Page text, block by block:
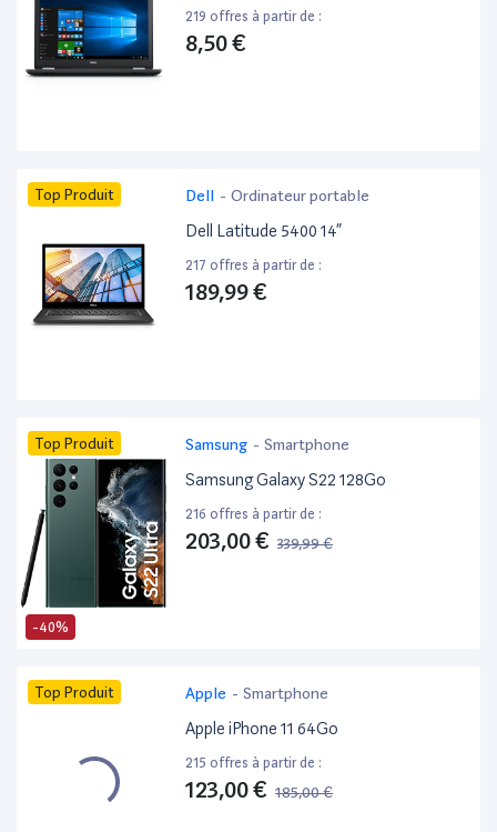
219 offres à partir de :
8,50 €
Top Produit Dell - Ordinateur portable
Dell Latitude 5400 14”
217 offres à partir de :
189,99 €
-40%
Top Produit Samsung - Smartphone
Samsung Galaxy S22 128Go
216 offres à partir de :
203,00 € 339,99 €
Top Produit Apple - Smartphone
Apple iPhone 11 64Go
215 offres à partir de :
123,00 € 185,00 €